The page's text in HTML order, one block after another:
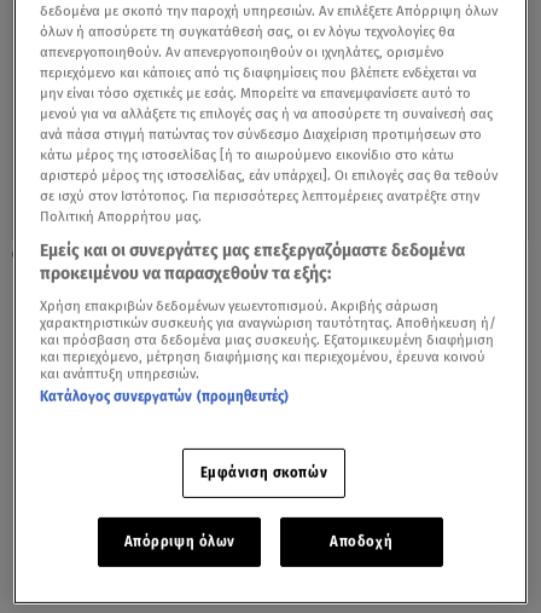
11.05.20, 12:14
Επένδυσε στη θετική πλευρά της ζωής!
δεδομένα με σκοπό την παροχή υπηρεσιών. Αν επιλέξετε Απόρριψη όλων
όλων ή αποσύρετε τη συγκατάθεσή σας, οι εν λόγω τεχνολογίες θα
απενεργοποιηθούν. Αν απενεργοποιηθούν οι ιχνηλάτες, ορισμένο
περιεχόμενο και κάποιες από τις διαφημίσεις που βλέπετε ενδέχεται να
μην είναι τόσο σχετικές με εσάς. Μπορείτε να επανεμφανίσετε αυτό το
μενού για να αλλάξετε τις επιλογές σας ή να αποσύρετε τη συναίνεσή σας
ανά πάσα στιγμή πατώντας τον σύνδεσμο Διαχείριση προτιμήσεων στο
κάτω μέρος της ιστοσελίδας [ή το αιωρούμενο εικονίδιο στο κάτω
αριστερό μέρος της ιστοσελίδας, εάν υπάρχει]. Οι επιλογές σας θα τεθούν
σε ισχύ στον Ιστότοπος. Για περισσότερες λεπτομέρειες ανατρέξτε στην
Πολιτική Απορρήτου μας.
Εμείς και οι συνεργάτες μας επεξεργαζόμαστε δεδομένα
προκειμένου να παρασχεθούν τα εξής:
Χρήση επακριβών δεδομένων γεωεντοπισμού. Ακριβής σάρωση
χαρακτηριστικών συσκευής για αναγνώριση ταυτότητας. Αποθήκευση ή/
και πρόσβαση στα δεδομένα μιας συσκευής. Εξατομικευμένη διαφήμιση
και περιεχόμενο, μέτρηση διαφήμισης και περιεχομένου, έρευνα κοινού
και ανάπτυξη υπηρεσιών.
Κατάλογος συνεργατών (προμηθευτές)
Εμφάνιση σκοπών
Απόρριψη όλων Αποδοχή